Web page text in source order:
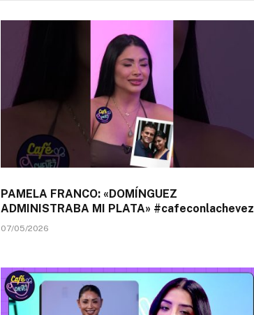
PAMELA FRANCO: «DOMÍNGUEZ
ADMINISTRABA MI PLATA» #cafeconlachevez
07/05/2026